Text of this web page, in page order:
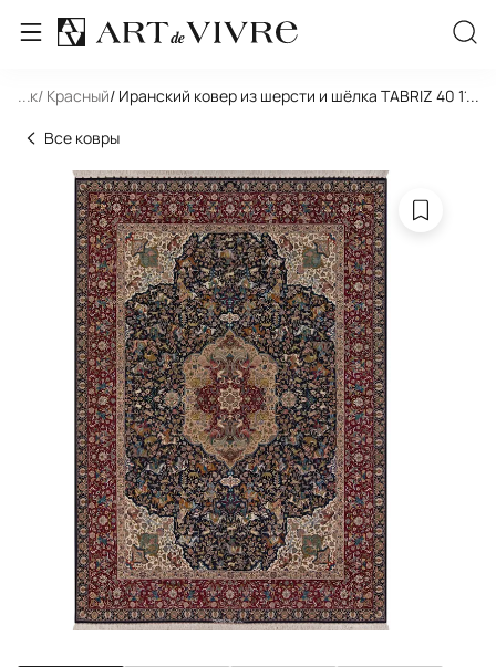
... / Красный/ Иранский ковер из шерсти и шёлка TABRIZ 40 11-
...
Все ковры